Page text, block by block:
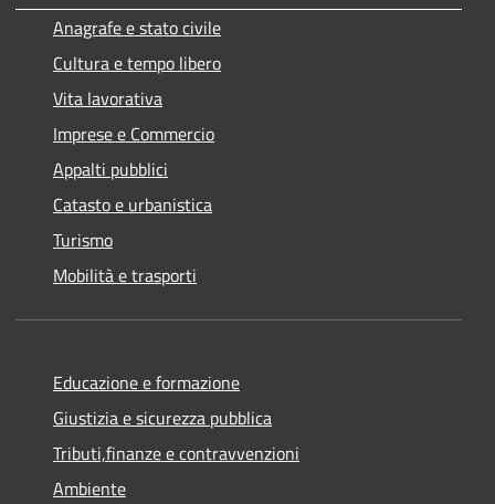
Anagrafe e stato civile
Cultura e tempo libero
Vita lavorativa
Imprese e Commercio
Appalti pubblici
Catasto e urbanistica
Turismo
Mobilità e trasporti
Educazione e formazione
Giustizia e sicurezza pubblica
Tributi,finanze e contravvenzioni
Ambiente